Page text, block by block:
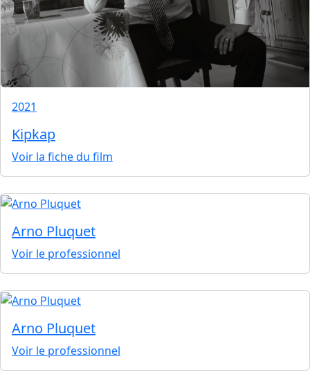
2021
Kipkap
Voir la fiche du film
Arno Pluquet
Voir le professionnel
Arno Pluquet
Voir le professionnel